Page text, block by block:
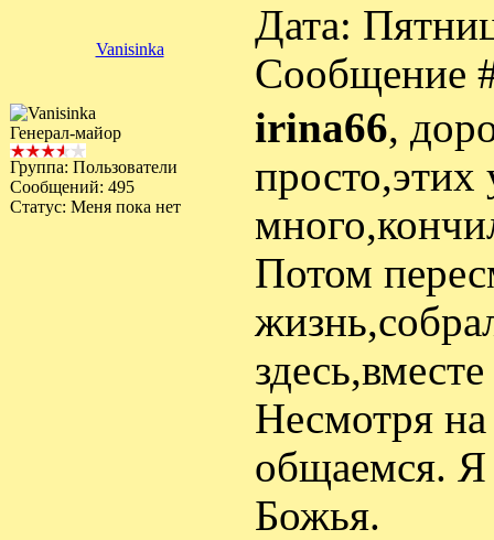
Vanisinka
Дата:
Сообщение
Генерал-майор
Группа: Пользователи
Сообщений: 495
Статус: Меня пока нет
irina66,
просто,этих
Потом
Несмотря на
общаемся. Я
Божья.